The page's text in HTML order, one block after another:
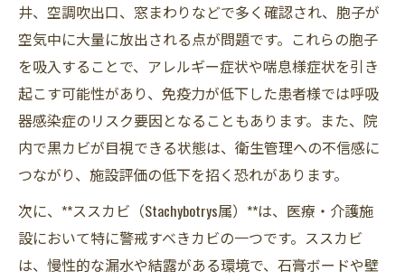
井、空調吹出口、窓まわりなどで多く確認され、胞子が
空気中に大量に放出される点が問題です。これらの胞子
を吸入することで、アレルギー症状や喘息様症状を引き
起こす可能性があり、免疫力が低下した患者様では呼吸
器感染症のリスク要因となることもあります。また、院
内で黒カビが目視できる状態は、衛生管理への不信感に
つながり、施設評価の低下を招く恐れがあります。
次に、**ススカビ（Stachybotrys属）**は、医療・介護施
設において特に警戒すべきカビの一つです。ススカビ
は、慢性的な漏水や結露がある環境で、石膏ボードや壁